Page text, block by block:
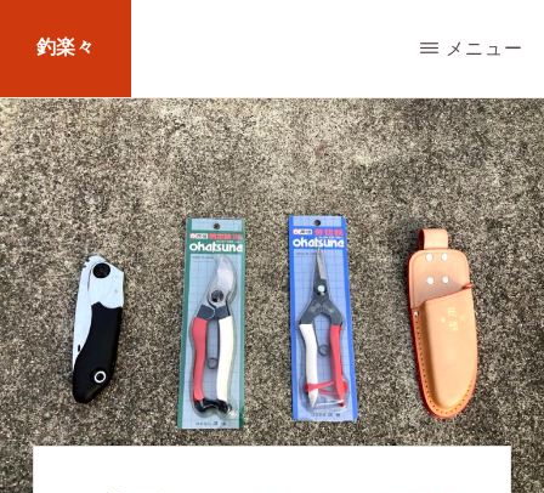
main
content
釣楽々
海
水・
淡
水，
ル
ア
ー・
エ
サ
問
メニュー